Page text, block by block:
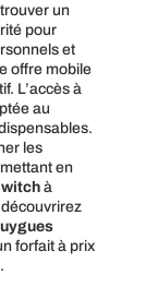
un
pour
et
offre mobile
L’accès à
au
les
en
à
découvrirez
forfait à prix